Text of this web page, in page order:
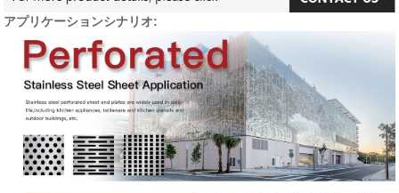
アプリケーションシナリオ: